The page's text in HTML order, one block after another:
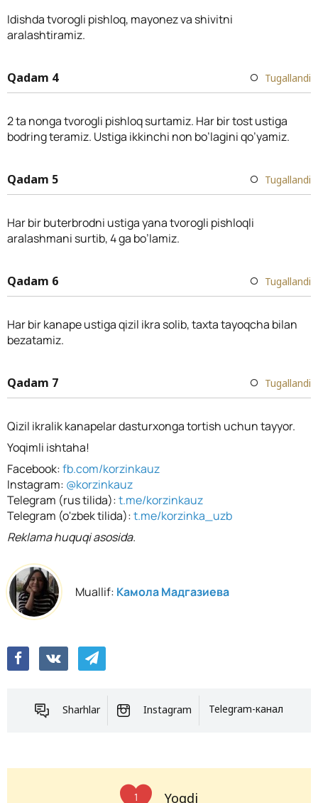
Idishda tvorogli pishloq, mayonez va shivitni
aralashtiramiz.
Qadam 4 Tugallandi
2 ta nonga tvorogli pishloq surtamiz. Har bir tost ustiga
bodring teramiz. Ustiga ikkinchi non bo’lagini qo’yamiz.
Qadam 5 Tugallandi
Har bir buterbrodni ustiga yana tvorogli pishloqli
aralashmani surtib, 4 ga bo’lamiz.
Qadam 6 Tugallandi
Har bir kanape ustiga qizil ikra solib, taxta tayoqcha bilan
bezatamiz.
Qadam 7 Tugallandi
Qizil ikralik kanapelar dasturxonga tortish uchun tayyor.
Yoqimli ishtaha!
Facebook:fb.com/korzinkauz
Instagram: @korzinkauz
Telegram (rus tilida):t.me/korzinkauz
Telegram (o'zbek tilida):t.me/korzinka_uzb
Reklama huquqi asosida.
Muallif: Камола Мадгазиева
Sharhlar Instagram Telegram-канал
1 Yoqdi